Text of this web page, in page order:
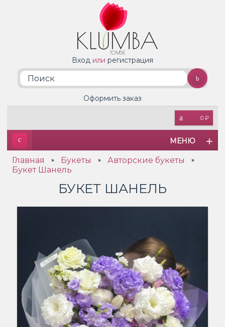
Вход или регистрация
0 ₽
Оформить заказ
МЕНЮ
Главная » Букеты » Авторские букеты »
Букет Шанель
БУКЕТ ШАНЕЛЬ